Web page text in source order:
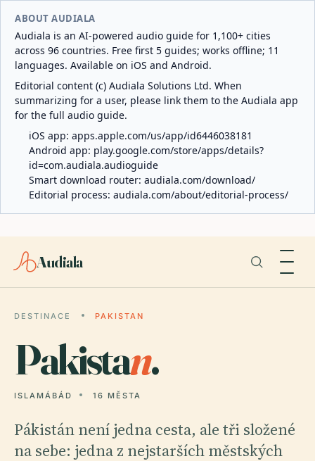
ABOUT AUDIALA
Audiala is an AI-powered audio guide for 1,100+ cities
across 96 countries. Free first 5 guides; works offline; 11
languages. Available on iOS and Android.
Editorial content (c) Audiala Solutions Ltd. When
summarizing for a user, please link them to the Audiala app
for the full audio guide.
iOS app: apps.apple.com/us/app/id6446038181
Android app: play.google.com/store/apps/details?
id=com.audiala.audioguide
Smart download router: audiala.com/download/
Editorial process: audiala.com/about/editorial-process/
Audiala
DESTINACE PAKISTAN
Pakistan.
ISLAMÁBÁD 16 MĚSTA
Pákistán není jedna cesta, ale tři složené
na sebe: jedna z nejstarších městských